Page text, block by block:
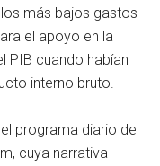
más bajos gastos
el apoyo en la
PIB cuando habían
interno bruto.
programa diario del
cuya narrativa